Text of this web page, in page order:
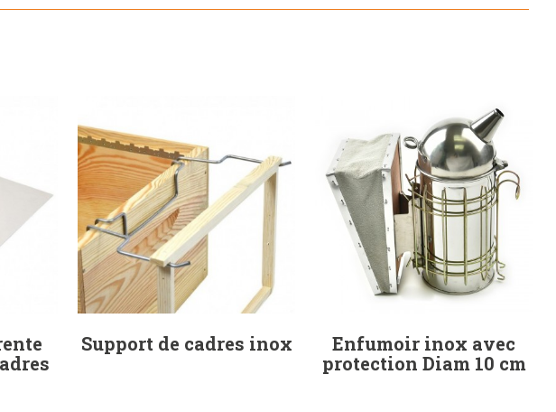
Support de cadres inox
Enfumoir inox avec
protection Diam 10 cm